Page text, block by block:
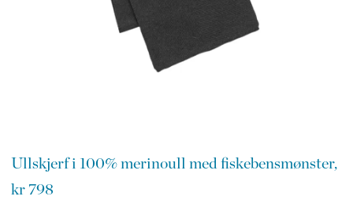
Ullskjerf i 100% merinoull med fiskebensmønster,
kr 798